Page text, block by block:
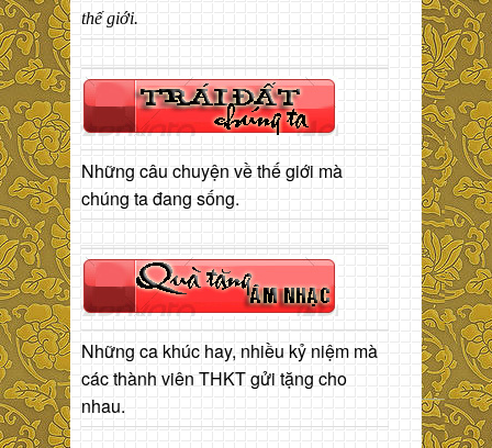
thế giới.
Những câu chuyện về thế giới mà
chúng ta đang sống.
Những ca khúc hay, nhiều kỷ niệm mà
các thành viên THKT gửi tặng cho
nhau.